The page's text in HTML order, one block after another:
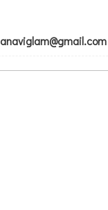
anaviglam@gmail.com